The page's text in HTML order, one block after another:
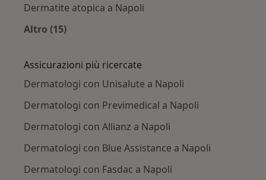
Dermatite atopica a Napoli
Altro (15)
Assicurazioni più ricercate
Dermatologi con Unisalute a Napoli
Dermatologi con Previmedical a Napoli
Dermatologi con Allianz a Napoli
Dermatologi con Blue Assistance a Napoli
Dermatologi con Fasdac a Napoli